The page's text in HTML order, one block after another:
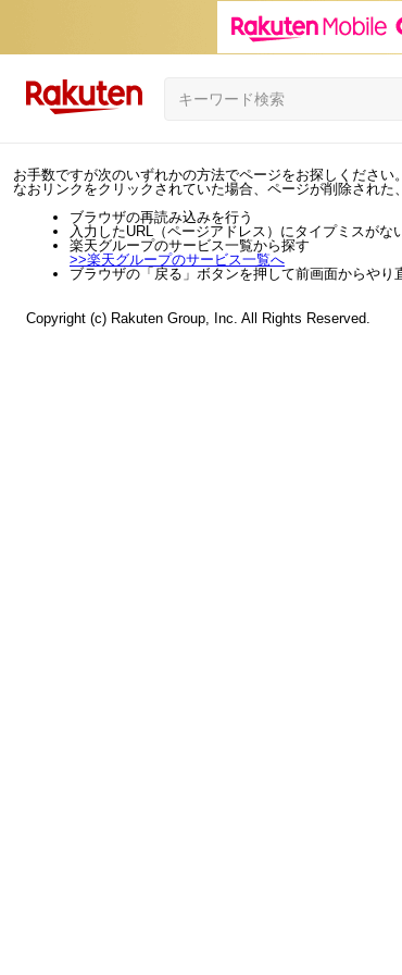
お手数ですが次のいずれかの方法でページをお探しください。
なおリンクをクリックされていた場合、ページが削除された
ブラウザの再読み込みを行う
入力したURL（ページアドレス）にタイプミスがな
楽天グループのサービス一覧から探す
>>楽天グループのサービス一覧へ
ブラウザの「戻る」ボタンを押して前画面からやり
Copyright (c) Rakuten Group, Inc. All Rights Reserved.